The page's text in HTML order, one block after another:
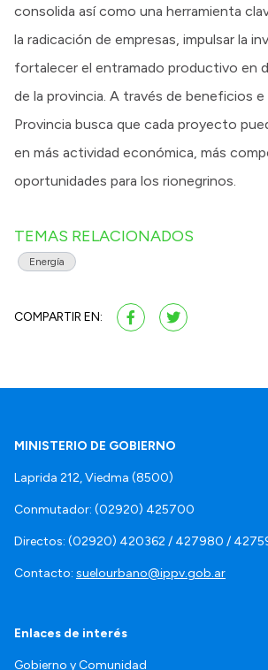
consolida así como una herramienta
la radicación de empresas, impulsar la
fortalecer el entramado productivo en
de la provincia. A través de beneficios
Provincia busca que cada proyecto
en más actividad económica, más
oportunidades para los rionegrinos.
TEMAS RELACIONADOS
Energía
COMPARTIR EN:
MINISTERIO DE GOBIERNO
Laprida 212, Viedma (8500)
Conmutador: (02920) 425700
Directos: (02920) 420362 / 427980 /
Contacto: suelourbano@ippv.gob.ar
Enlaces de interés
Gobierno y Comunidad